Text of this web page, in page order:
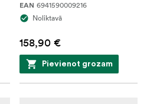
EAN 6941590009216
Noliktavā
158,90 €
Pievienot grozam